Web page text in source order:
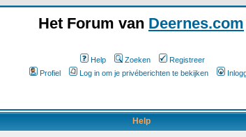
Het Forum van Deernes.com
Help Zoeken
Registreer
Profiel
Log in om je privéberichten te bekijken
Help